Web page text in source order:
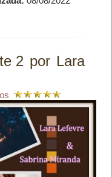
2 por Lara